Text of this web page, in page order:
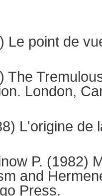
Le point de
The
London,
L'origine de
P. (1982)
and
Press.